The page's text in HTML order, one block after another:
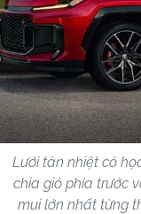
Lưới tản nhiệt có
chia gió phía trước
mui lớn nhất từng